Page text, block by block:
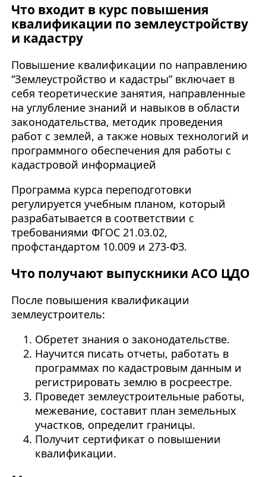
Что входит в курс повышения
квалификации по землеустройству
и кадастру
Повышение квалификации по направлению
“Землеустройство и кадастры” включает в
себя теоретические занятия, направленные
на углубление знаний и навыков в области
законодательства, методик проведения
работ с землей, а также новых технологий и
программного обеспечения для работы с
кадастровой информацией
Программа курса переподготовки
регулируется учебным планом, который
разрабатывается в соответствии с
требованиями ФГОС 21.03.02,
профстандартом 10.009 и 273-ФЗ.
Что получают выпускники АСО ЦДО
После повышения квалификации
землеустроитель:
Обретет знания о законодательстве.
Научится писать отчеты, работать в
программах по кадастровым данным и
регистрировать землю в росреестре.
Проведет землеустроительные работы,
межевание, составит план земельных
участков, определит границы.
Получит сертификат о повышении
квалификации.